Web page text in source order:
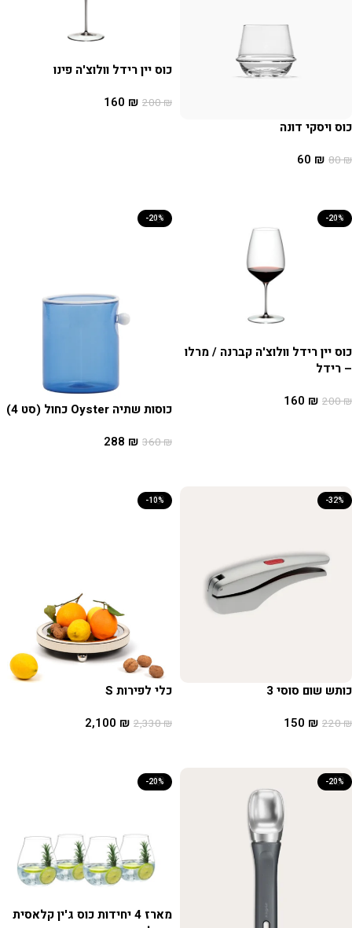
כוס ויסקי דונה
80₪
60 ₪
כוס יין רידל וולוצ'ה פינו
200₪
160 ₪
-20%
כוס יין רידל וולוצ'ה קברנה / מרלו
– רידל
200₪
160 ₪
-20%
כוסות שתיה Oyster כחול (סט 4)
360₪
288 ₪
-32%
כותש שום סוסי 3
220₪
150 ₪
-10%
כלי לפירות S
2,330₪
2,100 ₪
-20%
-20%
מארז 4 יחידות כוס ג'ין קלאסית